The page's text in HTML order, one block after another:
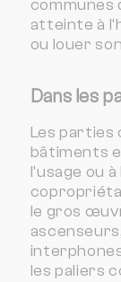
communes
atteinte à
ou louer
Dans les
Les parties
bâtiments
l'usage ou
le gros
les paliers